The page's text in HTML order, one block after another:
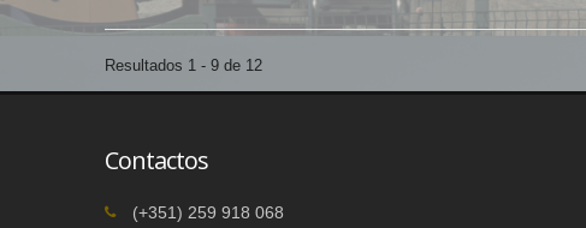
Resultados 1 - 9 de 12
Contactos
(+351) 259 918 068